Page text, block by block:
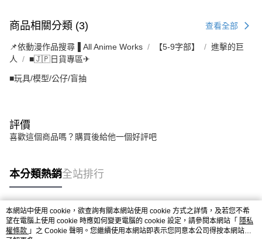
商品相關分類 (3) 查看全部
📌依動漫作品搜尋▐ All Anime Works 【5-9字部】
進擊的巨
人
■🇯🇵日貨專區✈
■玩具/模型/公仔/盲抽
評價
喜歡這個商品嗎？購買後給他一個好評吧
本分類熱銷全站排行
熱門標籤
本網站中使用 cookie，欲查詢有關本網站使用 cookie 方式之詳情，及若您不希
望在電腦上使用 cookie 時應如何變更電腦的 cookie 設定，請參閱本網站「 隱私
權條款 」之 Cookie 聲明。您繼續使用本網站即表示您同意本公司得按本網站使